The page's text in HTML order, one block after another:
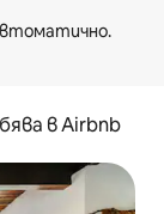
в Airbnb